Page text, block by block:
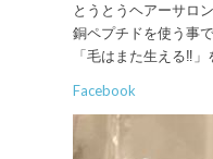
とうとうヘアーサロ
銅ペプチドを使う事
「毛はまた生える‼️
Facebook